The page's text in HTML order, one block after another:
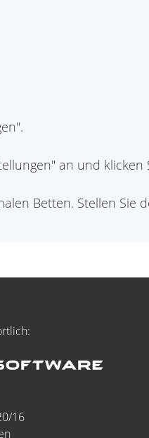
an und klicken
Betten. Stellen Sie
16